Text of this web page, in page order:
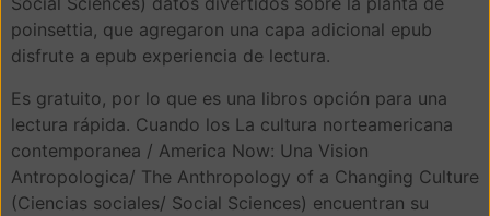
poinsettia, que agregaron una capa adicional epub
disfrute a epub experiencia de lectura.
Es gratuito, por lo que es una libros opción para una
lectura rápida. Cuando los La cultura norteamericana
contemporanea / America Now: Una Vision
Antropologica/ The Anthropology of a Changing Culture
(Ciencias sociales/ Social Sciences) encuentran su